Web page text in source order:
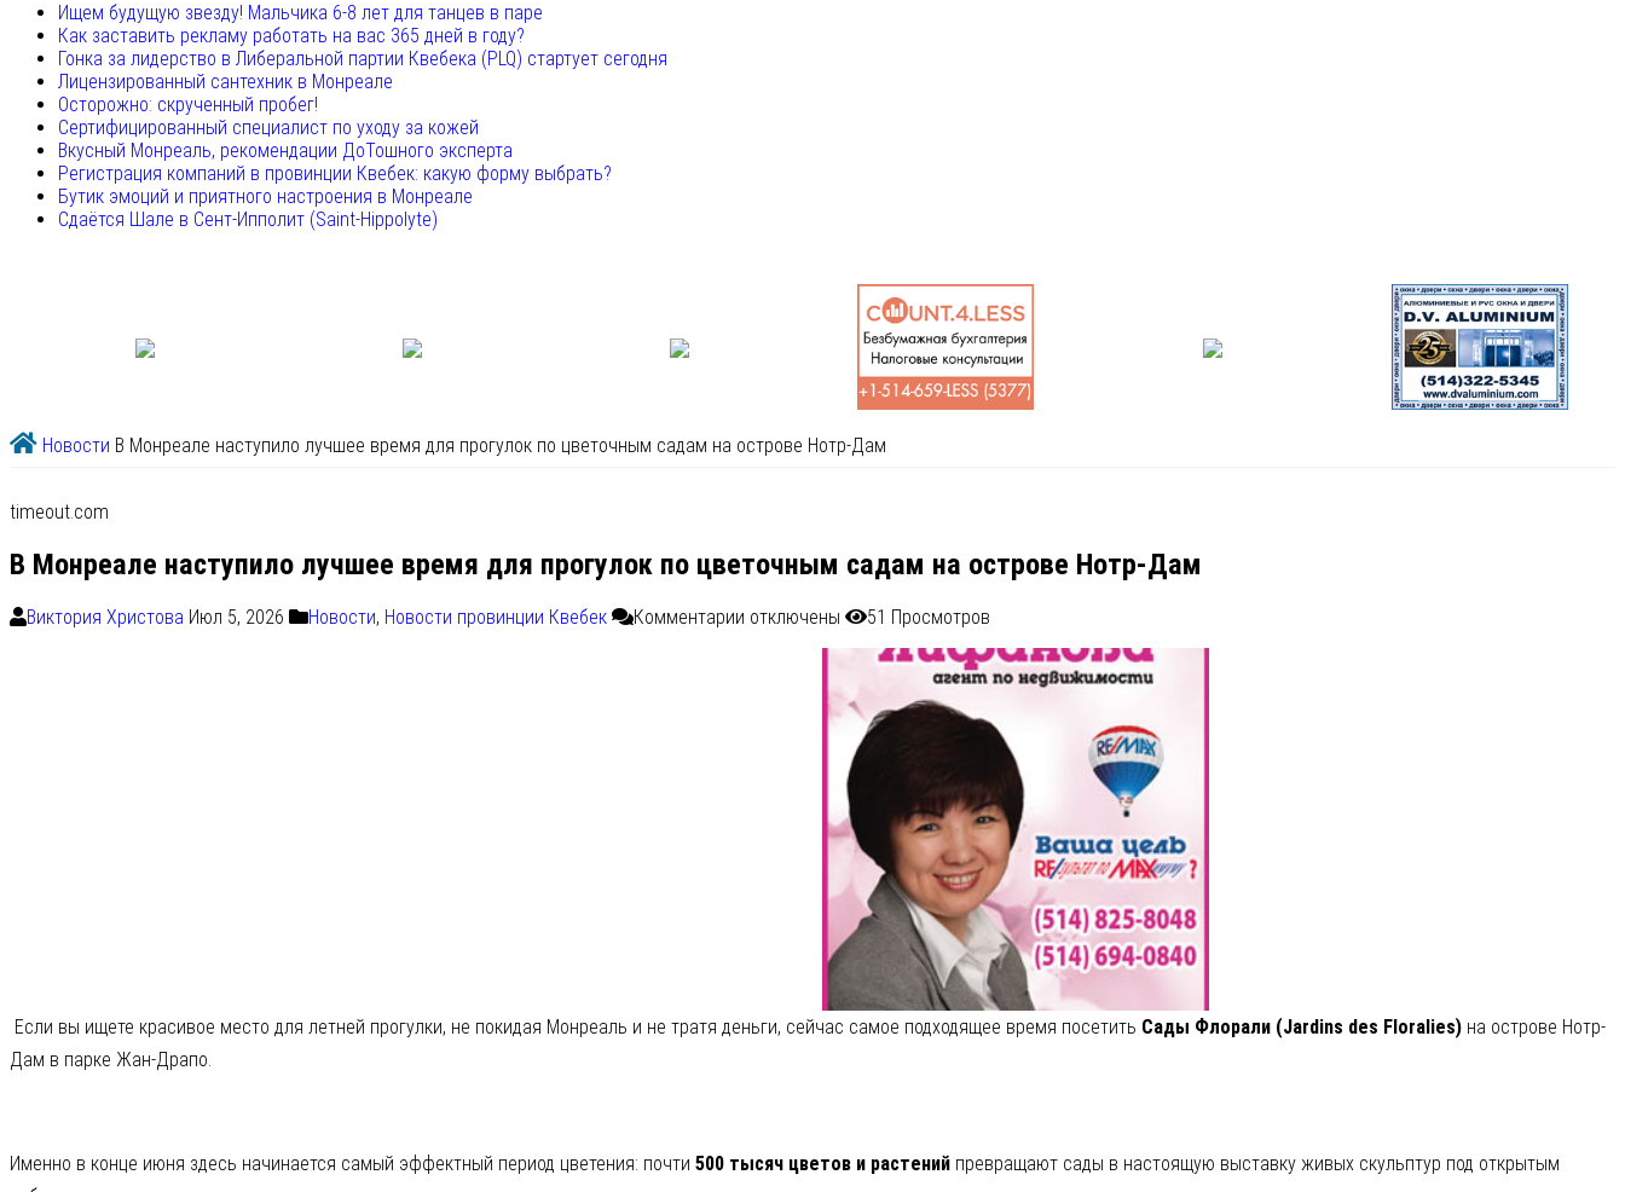
Ищем будущую звезду! Мальчика 6-8 лет для танцев в паре
Как заставить рекламу работать на вас 365 дней в году?
Гонка за лидерство в Либеральной партии Квебека (PLQ) стартует сегодня
Лицензированный сантехник в Монреале
Осторожно: скрученный пробег!
Сертифицированный специалист по уходу за кожей
Вкусный Монреаль, рекомендации ДоТошного эксперта
Регистрация компаний в провинции Квебек: какую форму выбрать?
Бутик эмоций и приятного настроения в Монреале
Сдаётся Шале в Сент-Ипполит (Saint-Hippolyte)
Новости В Монреале наступило лучшее время для прогулок по цветочным садам на острове Нотр-Дам
timeout.com
В Монреале наступило лучшее время для прогулок по цветочным садам на острове Нотр-Дам
Виктория Христова Июл 5, 2026 Новости, Новости провинции Квебек Комментарии отключены 51 Просмотров
Если вы ищете красивое место для летней прогулки, не покидая Монреаль и не тратя деньги, сейчас самое подходящее время посетить Сады Флорали (Jardins des Floralies) на острове Нотр-
Дам в парке Жан-Драпо.
Именно в конце июня здесь начинается самый эффектный период цветения: почти 500 тысяч цветов и растений превращают сады в настоящую выставку живых скульптур под открытым